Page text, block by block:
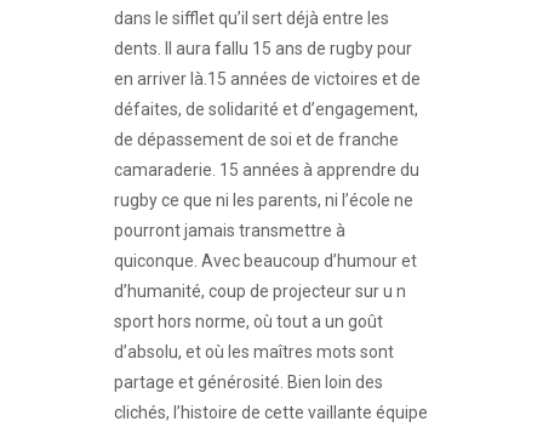
dans le sifflet qu’il sert déjà entre les
dents. Il aura fallu 15 ans de rugby pour
en arriver là.15 années de victoires et de
défaites, de solidarité et d’engagement,
de dépassement de soi et de franche
camaraderie. 15 années à apprendre du
rugby ce que ni les parents, ni l’école ne
pourront jamais transmettre à
quiconque. Avec beaucoup d’humour et
d’humanité, coup de projecteur sur u n
sport hors norme, où tout a un goût
d’absolu, et où les maîtres mots sont
partage et générosité. Bien loin des
clichés, l’histoire de cette vaillante équipe